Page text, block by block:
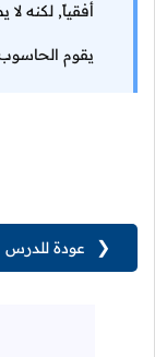
أفقياً, لكنه
يقوم
❮ عودة للدرس